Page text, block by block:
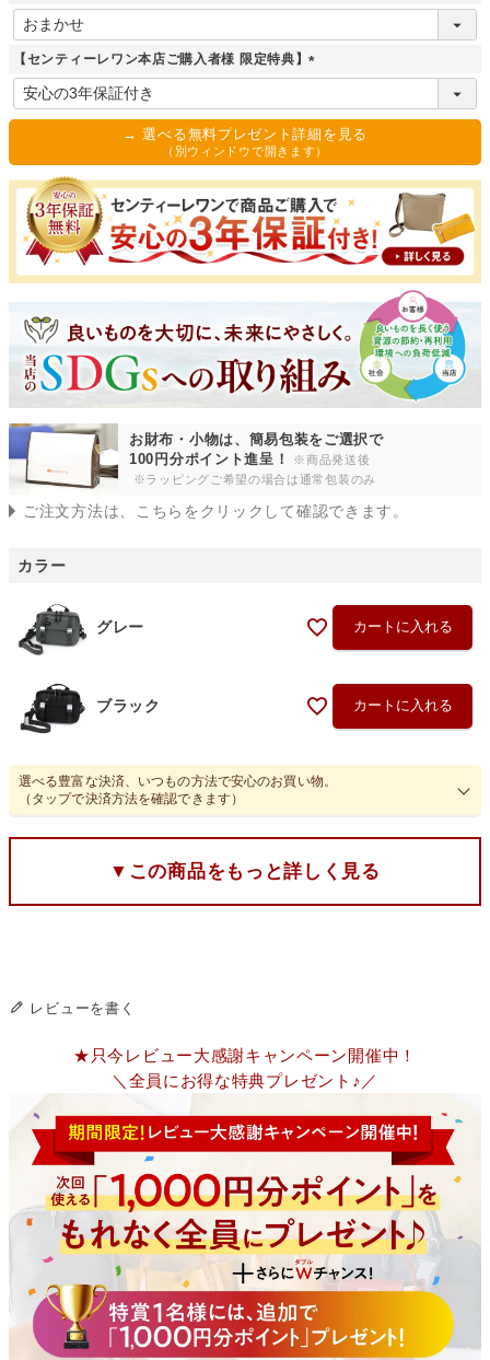
(
須
【センティーレワン本店ご購入者様 限定特典】
(
須
)
→ 選べる無料プレゼント詳細を見る
（別ウィンドウで開きます）
お財布・小物は、簡易包装をご選択で
100円分ポイント進呈！
※商品発送後
※ラッピングご希望の場合は通常包装のみ
ご注文方法は、こちらをクリックして確認できます。
カラー
グレー カートに入れる
ブラック カートに入れる
選べる豊富な決済、いつもの方法で安心のお買い物。
（タップで決済方法を確認できます）
▼この商品をもっと詳しく見る
レビューを書く
★只今レビュー大感謝キャンペーン開催中！
＼全員にお得な特典プレゼント♪／